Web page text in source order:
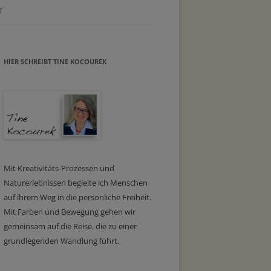
HIER SCHREIBT TINE KOCOUREK
Mit Kreativitäts-Prozessen und
Naturerlebnissen begleite ich Menschen
auf ihrem Weg in die persönliche Freiheit.
Mit Farben und Bewegung gehen wir
gemeinsam auf die Reise, die zu einer
grundlegenden Wandlung führt.